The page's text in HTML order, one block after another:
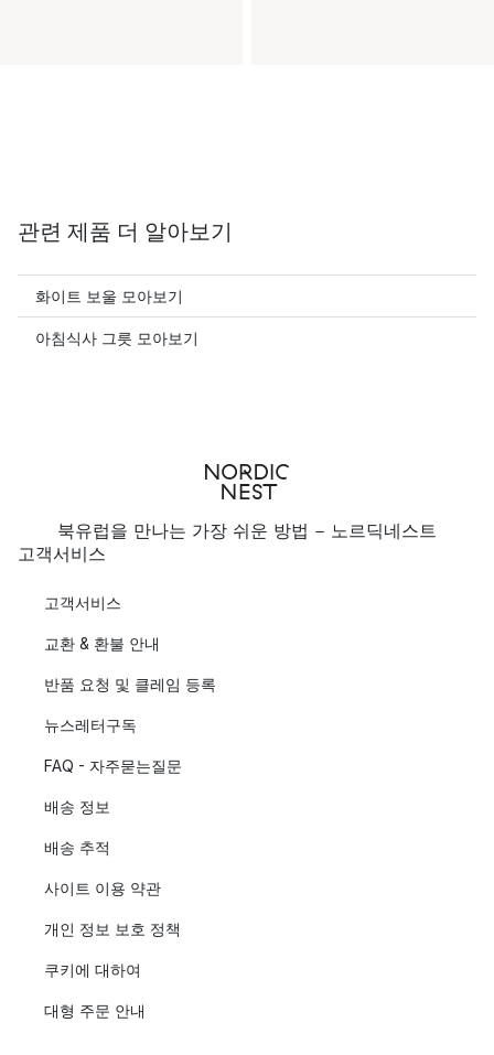
관련 제품 더 알아보기
화이트 보울 모아보기
아침식사 그릇 모아보기
북유럽을 만나는 가장 쉬운 방법 - 노르딕네스트
고객서비스
고객서비스
교환 & 환불 안내
반품 요청 및 클레임 등록
뉴스레터구독
FAQ - 자주묻는질문
배송 정보
배송 추적
사이트 이용 약관
개인 정보 보호 정책
쿠키에 대하여
대형 주문 안내